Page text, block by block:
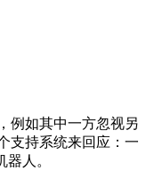
如其中一方忽视另
支持系统来回应：一
人。